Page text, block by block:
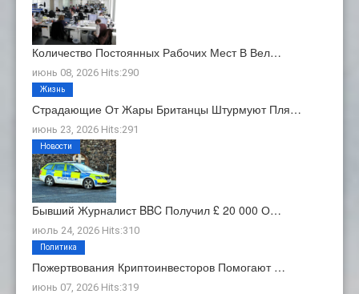
Количество Постоянных Рабочих Мест В Вел…
июнь 08, 2026 Hits:290
Страдающие От Жары Британцы Штурмуют Пля…
июнь 23, 2026 Hits:291
Жизнь
Бывший Журналист BBC Получил £ 20 000 О…
июль 24, 2026 Hits:310
Новости
Пожертвования Криптоинвесторов Помогают …
июнь 07, 2026 Hits:319
Политика